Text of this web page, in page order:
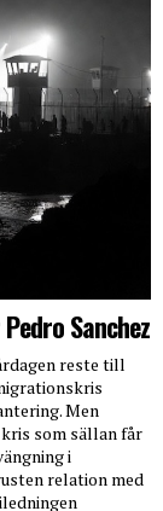
Sanchez
reste till
Men
som sällan får
i
relation med